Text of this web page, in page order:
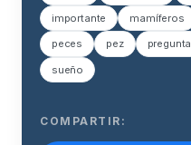
importante mamíferos
peces pez pregunta
sueño
COMPARTIR: